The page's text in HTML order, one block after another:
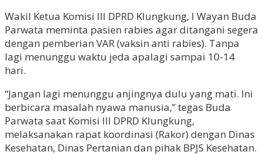
Wakil Ketua Komisi III DPRD Klungkung, I Wayan Buda
Parwata meminta pasien rabies agar ditangani segera
dengan pemberian VAR (vaksin anti rabies). Tanpa
lagi menunggu waktu jeda apalagi sampai 10-14
hari.
“Jangan lagi menunggu anjingnya dulu yang mati. Ini
berbicara masalah nyawa manusia,” tegas Buda
Parwata saat Komisi III DPRD Klungkung,
melaksanakan rapat koordinasi (Rakor) dengan Dinas
Kesehatan, Dinas Pertanian dan pihak BPJS Kesehatan.